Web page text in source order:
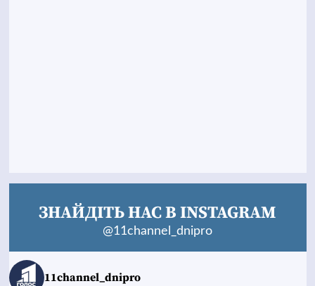
ЗНАЙДІТЬ НАС В INSTAGRAM
@11channel_dnipro
11channel_dnipro